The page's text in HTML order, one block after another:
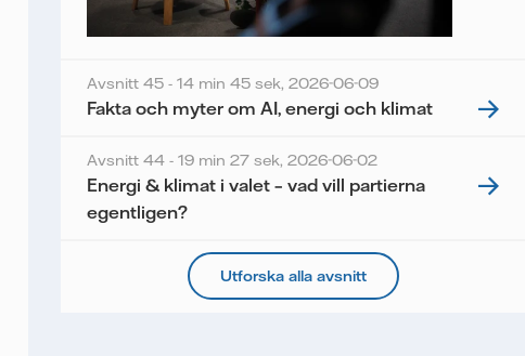
Avsnitt 45 - 14 min 45 sek, 2026-06-09
Fakta och myter om AI, energi och klimat
Avsnitt 44 - 19 min 27 sek, 2026-06-02
Energi & klimat i valet – vad vill partierna
egentligen?
Utforska alla avsnitt